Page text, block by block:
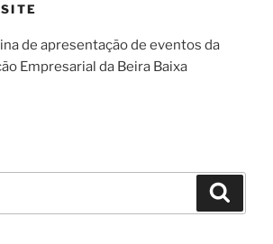
de apresentação de eventos da
Empresarial da Beira Baixa